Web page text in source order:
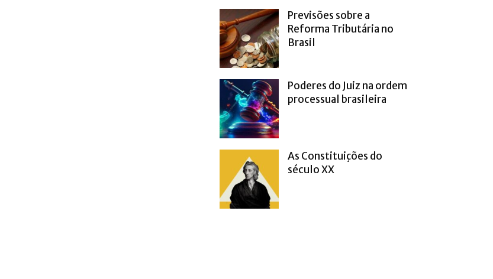
Previsões sobre a
Reforma Tributária no
Brasil
Poderes do Juiz na ordem
processual brasileira
As Constituições do
século XX